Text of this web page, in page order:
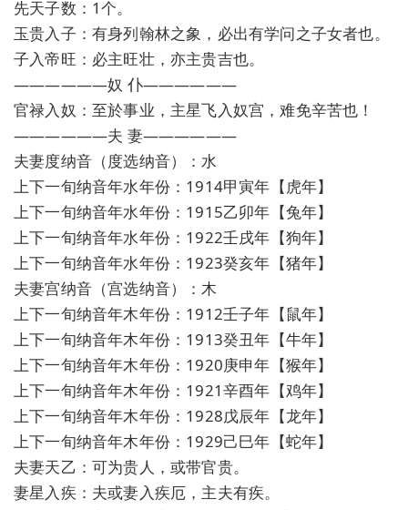
先天子数：1个。
玉贵入子：有身列翰林之象，必出有学问之子女者也。
子入帝旺：必主旺壮，亦主贵吉也。
——————奴 仆——————
官禄入奴：至於事业，主星飞入奴宫，难免辛苦也！
——————夫 妻——————
夫妻度纳音（度选纳音）：水
上下一旬纳音年水年份：1914甲寅年【虎年】
上下一旬纳音年水年份：1915乙卯年【兔年】
上下一旬纳音年水年份：1922壬戌年【狗年】
上下一旬纳音年水年份：1923癸亥年【猪年】
夫妻宫纳音（宫选纳音）：木
上下一旬纳音年木年份：1912壬子年【鼠年】
上下一旬纳音年木年份：1913癸丑年【牛年】
上下一旬纳音年木年份：1920庚申年【猴年】
上下一旬纳音年木年份：1921辛酉年【鸡年】
上下一旬纳音年木年份：1928戊辰年【龙年】
上下一旬纳音年木年份：1929己巳年【蛇年】
夫妻天乙：可为贵人，或带官贵。
妻星入疾：夫或妻入疾厄，主夫有疾。